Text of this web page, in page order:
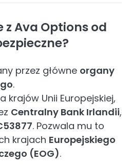
z Ava Options od
przez główne organy
.
krajów Unii Europejskiej,
Centralny Bank Irlandii,
. Pozwala mu to
krajach Europejskiego
(EOG).